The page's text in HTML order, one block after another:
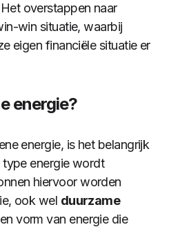
overstappen naar
win situatie, waarbij
eigen financiële situatie er
energie?
energie, is het belangrijk
energie wordt
hiervoor worden
ook wel duurzame
vorm van energie die